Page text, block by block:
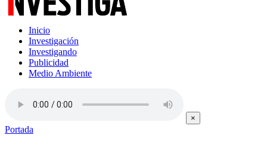
Inicio
Investigación
Investigando
Publicidad
Medio Ambiente
×
Portada